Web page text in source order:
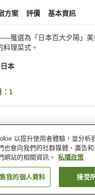
方案 評價 基本資訊
獲選為「日本百大夕陽」
料理菜式。
本
1
宴會廳
找客房
以提升使用者體驗，並分析
也會向我們的社群媒體、廣告
網站的相關資訊。
私隱政策
我的個人資料 接受